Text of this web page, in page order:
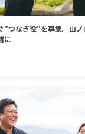
"つなぎ役"を募集。山
に